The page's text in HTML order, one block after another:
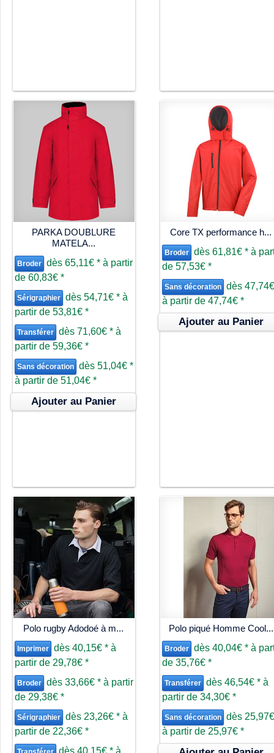
PARKA DOUBLURE
MATELA...
Broder dès 65,11€ * à partir
de 60,83€ *
Sérigraphier dès 54,71€ * à
partir de 53,81€ *
Transférer dès 71,60€ * à
partir de 59,36€ *
Sans décoration dès 51,04€ *
à partir de 51,04€ *
Ajouter au Panier
Core TX performance h...
Broder dès 61,81€ * à
de 57,53€ *
Sans décoration dès
à partir de 47,74€ *
Ajouter au Panier
Polo rugby Adodoé à m...
Imprimer dès 40,15€ * à
partir de 29,78€ *
Broder dès 33,66€ * à partir
de 29,38€ *
Sérigraphier dès 23,26€ * à
partir de 22,36€ *
dès 40,15€ * à
Polo piqué Homme Cool...
Broder dès 40,04€ * à
de 35,76€ *
Transférer dès 46,54€ * à
partir de 34,30€ *
Sans décoration dès
à partir de 25,97€ *